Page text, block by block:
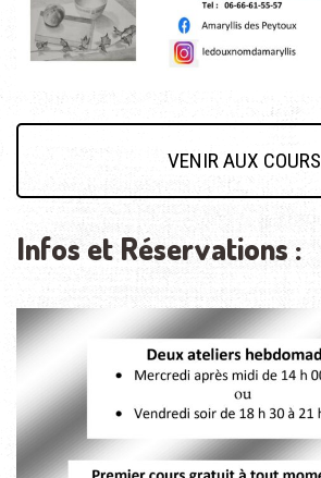
VENIR AUX COURS
Infos et Réservations :